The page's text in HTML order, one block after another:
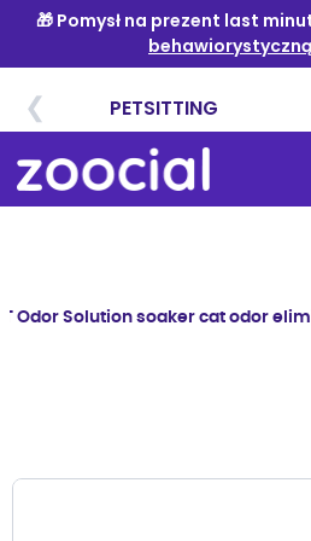
do
treści
Odor Solution soaker cat odor
Przejdź